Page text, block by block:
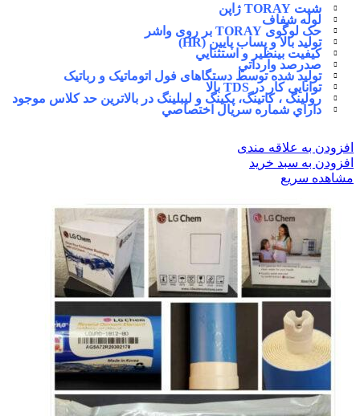
شيت TORAY ژاپن
لوله شفاف
حک لوگوی TORAY بر روی واشر
توليد بالا و پساب پايين (HR)
كيفيت بينظير و استثنايي
صدرصد وارداتي
توليد شده توسط دستگاهای فول اتوماتیک و رباتیک
توانایی كار در TDS بالا
رولینگ ، کاتینگ، پکینگ و لیبلینگ در بالاترین حد کلاس موجود
داراي شماره سريال اختصاصي
افزودن به علاقه مندی
افزودن به سبد خرید
مشاهده سریع